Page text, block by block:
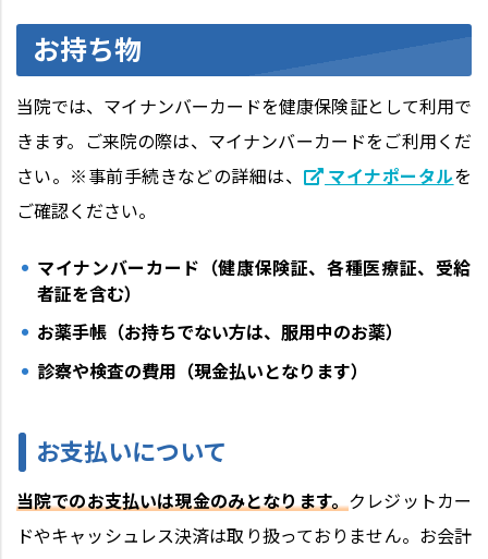
お持ち物
当院では、マイナンバーカードを健康保険証として利用で
きます。ご来院の際は、マイナンバーカードをご利用くだ
さい。※事前手続きなどの詳細は、
マイナポータルを
ご確認ください。
マイナンバーカード（健康保険証、各種医療証、受給
者証を含む）
お薬手帳（お持ちでない方は、服用中のお薬）
診察や検査の費用（現金払いとなります）
お支払いについて
当院でのお支払いは現金のみとなります。クレジットカー
ドやキャッシュレス決済は取り扱っておりません。お会計